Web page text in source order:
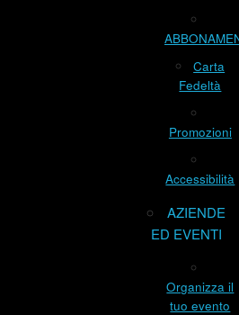
Carta
Fedeltà
Promozioni
Accessibilità
AZIENDE
ED EVENTI
Organizza il
tuo evento